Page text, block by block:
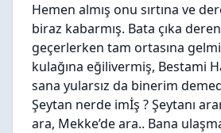
Hemen almış onu sırtına ve
biraz kabarmış. Bata çıka
geçerlerken tam ortasına
kulağına eğilivermiş, Bestami
sana yularsız da binerim
Şeytan nerde imİş ? Şeytanı
ara, Mekke’de ara.. Bana